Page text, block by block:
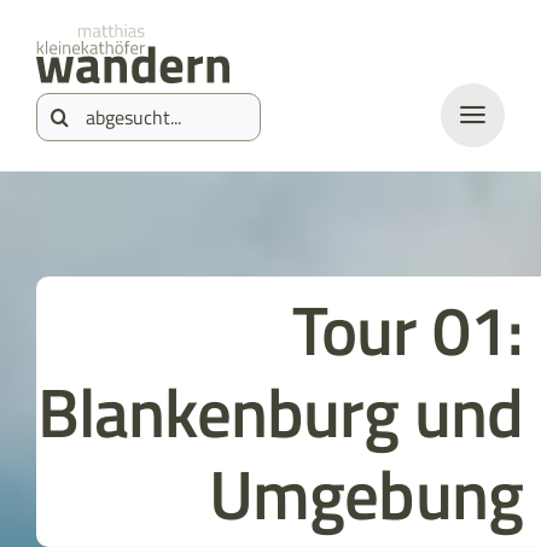
springen
Inhalt
springen
Suche
nach:
Tour 01:
Blankenburg und
Umgebung